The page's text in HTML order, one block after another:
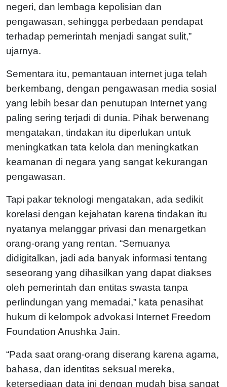
negeri, dan lembaga kepolisian dan
pengawasan, sehingga perbedaan pendapat
terhadap pemerintah menjadi sangat sulit,”
ujarnya.
Sementara itu, pemantauan internet juga telah
berkembang, dengan pengawasan media sosial
yang lebih besar dan penutupan Internet yang
paling sering terjadi di dunia. Pihak berwenang
mengatakan, tindakan itu diperlukan untuk
meningkatkan tata kelola dan meningkatkan
keamanan di negara yang sangat kekurangan
pengawasan.
Tapi pakar teknologi mengatakan, ada sedikit
korelasi dengan kejahatan karena tindakan itu
nyatanya melanggar privasi dan menargetkan
orang-orang yang rentan. “Semuanya
didigitalkan, jadi ada banyak informasi tentang
seseorang yang dihasilkan yang dapat diakses
oleh pemerintah dan entitas swasta tanpa
perlindungan yang memadai,” kata penasihat
hukum di kelompok advokasi Internet Freedom
Foundation Anushka Jain.
“Pada saat orang-orang diserang karena agama,
bahasa, dan identitas seksual mereka,
ketersediaan data ini dengan mudah bisa sangat